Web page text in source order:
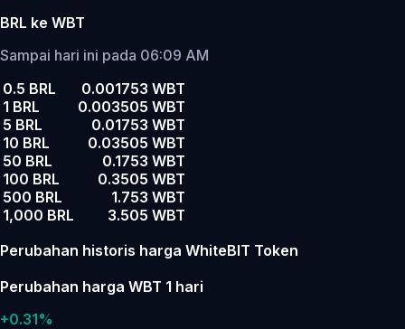
BRL ke WBT
Sampai hari ini pada 06:09 AM
0.5 BRL
0.001753 WBT
1 BRL
0.003505 WBT
5 BRL
0.01753 WBT
10 BRL
0.03505 WBT
50 BRL
0.1753 WBT
100 BRL
0.3505 WBT
500 BRL
1.753 WBT
1,000 BRL
3.505 WBT
Perubahan historis harga WhiteBIT Token
Perubahan harga WBT 1 hari
+0.31%